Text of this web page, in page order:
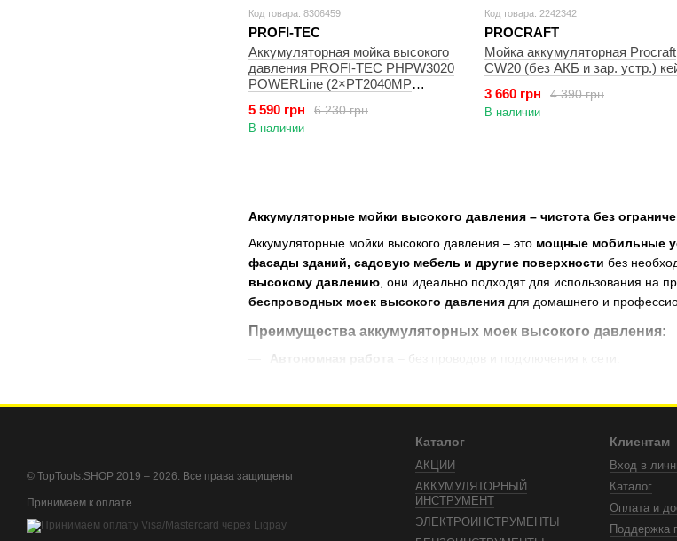
Аккумуляторные мойки высокого давления – чистота без
Аккумуляторные мойки высокого давления – это мощные мобильные
фасады зданий, садовую мебель и другие поверхности без
высокому давлению , они идеально подходят для использования на
беспроводных моек высокого давления для домашнего и
Преимущества аккумуляторных моек высокого давления:
Автономная работа
– без проводов и подключения к сети.
– оптимальное распыление для минимального
– легкость в транспортировке и хранении.
аккумуляторные мойки высокого давления вTopTools
Код товара: 8306459
PROFI-TEC
Аккумуляторная мойка высокого
давления PROFI-TEC PHPW3020
POWERLine (2×PT2040MP
6 230 грн
5 590 грн
В наличии
Код товара: 2242342
PROCRAFT
Мойка аккумуляторная Procraft
CW20 (без АКБ и зар. устр.)
4 390 грн
3 660 грн
В наличии
© TopTools.SHOP 2019 – 2026. Все права защищены
Принимаем к оплате
Каталог
АКЦИИ
АККУМУЛЯТОРНЫЙ
ИНСТРУМЕНТ
ЭЛЕКТРОИНСТРУМЕНТЫ
Клиентам
Вход в
Каталог
Оплата и
Поддержка